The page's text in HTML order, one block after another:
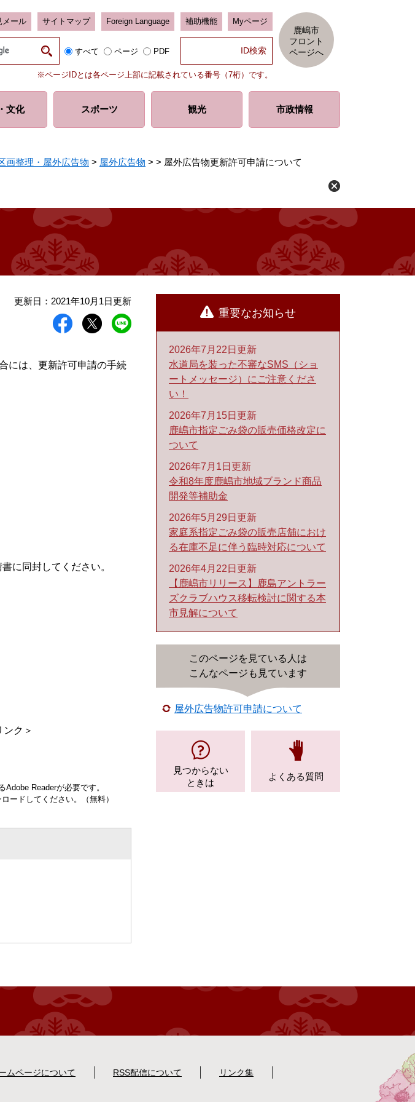
メール サイトマップ Foreign Language 補助機能 Myページ
すべて ページ PDF
※ページIDとは各ページ上部に記載されている番号（7桁）です。
鹿嶋市
フロント
ページへ
文化 スポーツ 観光 市政情報
画整理・屋外広告物 > 屋外広告物 > > 屋外広告物更新許可申請について
更新日：2021年10月1日更新
には、更新許可申請の手続
に同封してください。
ンク＞
Readerが必要です。
ードしてください。（無料）
重要なお知らせ
2026年7月22日更新
水道局を装った不審なSMS（ショ
ートメッセージ）にご注意くださ
い！
2026年7月15日更新
鹿嶋市指定ごみ袋の販売価格改定に
ついて
2026年7月1日更新
令和8年度鹿嶋市地域ブランド商品
開発等補助金
2026年5月29日更新
家庭系指定ごみ袋の販売店舗におけ
る在庫不足に伴う臨時対応について
2026年4月22日更新
【鹿嶋市リリース】鹿島アントラー
ズクラブハウス移転検討に関する本
市見解について
このページを見ている人は
こんなページも見ています
屋外広告物許可申請について
見つからない
ときは
よくある質問
ムページについて RSS配信について リンク集